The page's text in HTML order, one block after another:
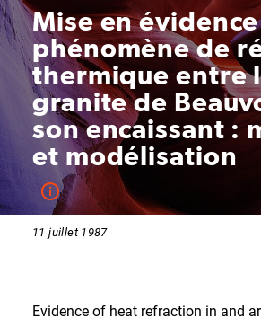
Mise en
phénomène de
thermique entre
granite de
son encaissant :
et modélisation
11 juillet 1987
Evidence of heat refraction in and